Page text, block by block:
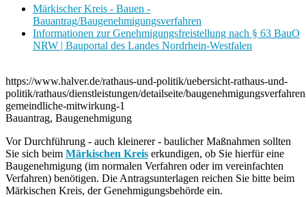
Märkischer Kreis - Bauen -
Bauantrag/Baugenehmigungsverfahren
Informationen zur Genehmigungsfreistellung nach § 63 BauO
NRW | Bauportal des Landes Nordrhein-Westfalen
https://www.halver.de/rathaus-und-politik/uebersicht-rathaus-und-
politik/rathaus/dienstleistungen/detailseite/
gemeindliche-mitwirkung-1
Bauantrag, Baugenehmigung
Vor Durchführung - auch kleinerer - baulicher Maßnahmen sollten
Sie sich beim Märkischen Kreis erkundigen, ob Sie hierfür eine
Baugenehmigung (im normalen Verfahren oder im vereinfachten
Verfahren) benötigen. Die Antragsunterlagen reichen Sie bitte beim
Märkischen Kreis, der Genehmigungsbehörde ein.